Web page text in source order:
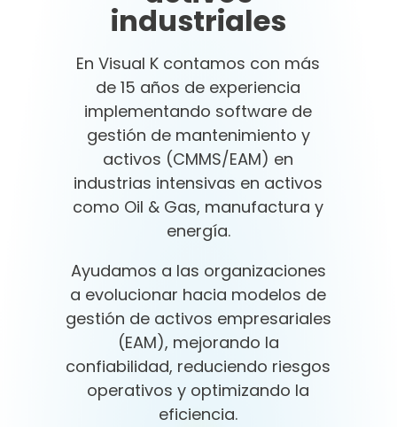
industriales
En Visual K contamos con más
de 15 años de experiencia
implementando software de
gestión de mantenimiento y
activos (CMMS/EAM) en
industrias intensivas en activos
como Oil & Gas, manufactura y
energía.
Ayudamos a las organizaciones
a evolucionar hacia modelos de
gestión de activos empresariales
(EAM), mejorando la
confiabilidad, reduciendo riesgos
operativos y optimizando la
eficiencia.